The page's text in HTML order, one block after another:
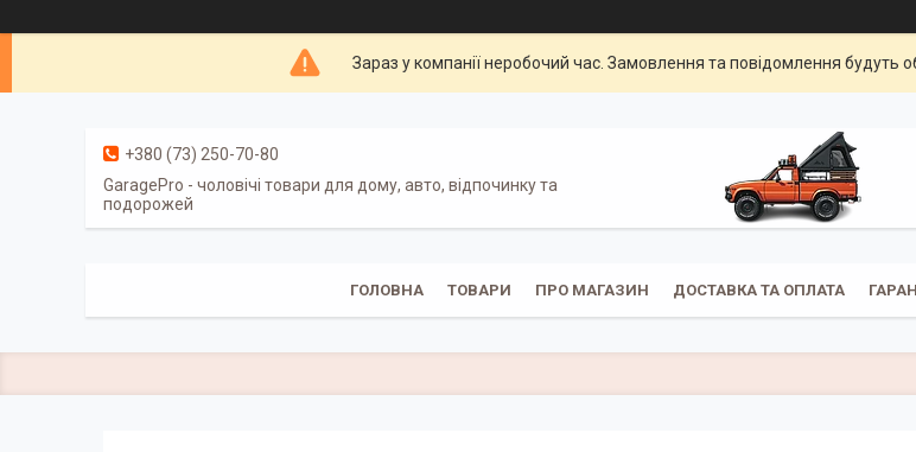
Зараз у компанії неробочий час. Замовлення та повідомлення будуть
+380 (73) 250-70-80
GaragePro - чоловічі товари для дому, авто, відпочинку та
подорожей
ГОЛОВНА ТОВАРИ ПРО МАГАЗИН ДОСТАВКА ТА ОПЛАТА